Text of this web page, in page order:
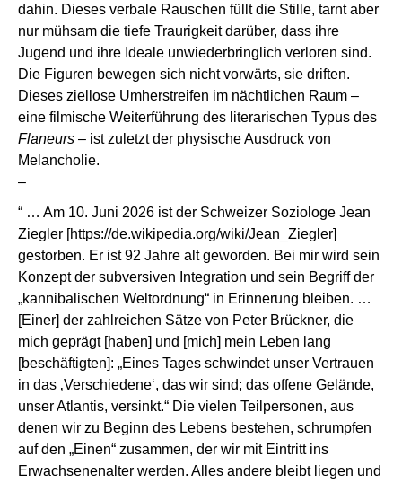
dahin. Dieses verbale Rauschen füllt die Stille, tarnt aber
nur mühsam die tiefe Traurigkeit darüber, dass ihre
Jugend und ihre Ideale unwiederbringlich verloren sind.
Die Figuren bewegen sich nicht vorwärts, sie driften.
Dieses ziellose Umherstreifen im nächtlichen Raum –
eine filmische Weiterführung des literarischen Typus des
Flaneurs – ist zuletzt der physische Ausdruck von
Melancholie.
–
“ … Am 10. Juni 2026 ist der Schweizer Soziologe Jean
Ziegler [https://de.wikipedia.org/wiki/Jean_Ziegler]
gestorben. Er ist 92 Jahre alt geworden. Bei mir wird sein
Konzept der subversiven Integration und sein Begriff der
„kannibalischen Weltordnung“ in Erinnerung bleiben. …
[Einer] der zahlreichen Sätze von Peter Brückner, die
mich geprägt [haben] und [mich] mein Leben lang
[beschäftigten]: „Eines Tages schwindet unser Vertrauen
in das ‚Verschiedene‘, das wir sind; das offene Gelände,
unser Atlantis, versinkt.“ Die vielen Teilpersonen, aus
denen wir zu Beginn des Lebens bestehen, schrumpfen
auf den „Einen“ zusammen, der wir mit Eintritt ins
Erwachsenenalter werden. Alles andere bleibt liegen und